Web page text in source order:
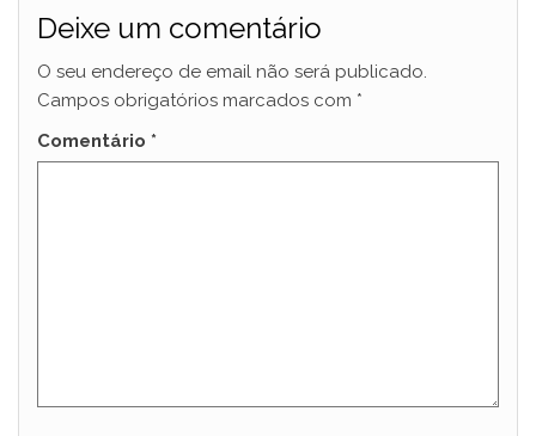
Deixe um comentário
O seu endereço de email não será publicado.
Campos obrigatórios marcados com *
Comentário *